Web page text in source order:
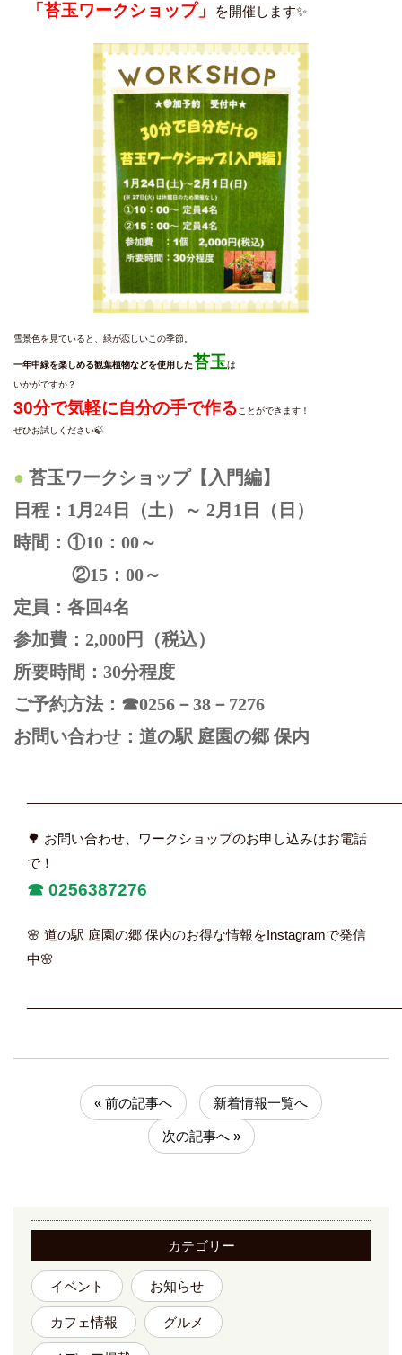
「苔玉ワークショップ」
を開催します✨
雪景色を見ていると、緑が恋しいこの季節。
一年中緑を楽しめる観葉植物などを使用した苔玉は
いかがですか？
30分で気軽に自分の手で作る ことができます！
ぜひお試しください🍃
苔玉ワークショップ【入門編】
日程：1月24日（土）～ 2月1日（日）
時間：①10：00～
②15：00～
定員：各回4名
参加費：2,000円（税込）
所要時間：30分程度
ご予約方法：☎0256－38－7276
お問い合わせ：道の駅 庭園の郷 保内
🌳 お問い合わせ、ワークショップのお申し込みはお電話
で！
☎︎ 0256387276
🌸 道の駅 庭園の郷 保内のお得な情報をInstagramで発信
中🌸
« 前の記事へ 新着情報一覧へ
次の記事へ »
カテゴリー
イベント お知らせ
カフェ情報 グルメ